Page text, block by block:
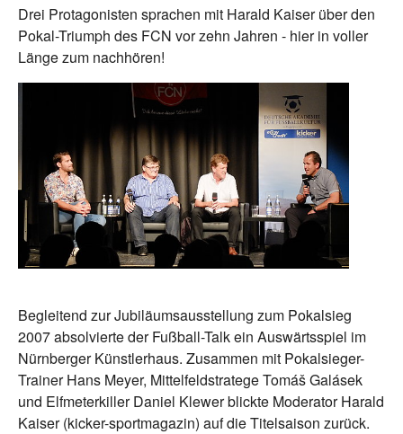
Drei Protagonisten sprachen mit Harald Kaiser über den
Pokal-Triumph des FCN vor zehn Jahren - hier in voller
Länge zum nachhören!
Begleitend zur Jubiläumsausstellung zum Pokalsieg
2007 absolvierte der Fußball-Talk ein Auswärtsspiel im
Nürnberger Künstlerhaus. Zusammen mit Pokalsieger-
Trainer Hans Meyer, Mittelfeldstratege Tomáš Galásek
und Elfmeterkiller Daniel Klewer blickte Moderator Harald
Kaiser (kicker-sportmagazin) auf die Titelsaison zurück.